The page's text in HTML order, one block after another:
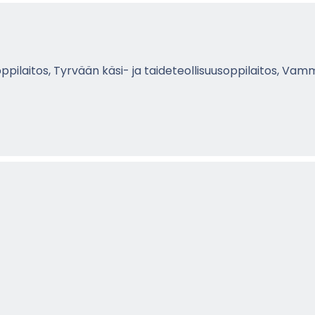
Tyr­vään käsi- ja tai­de­teol­li­suusop­pi­lai­tos,